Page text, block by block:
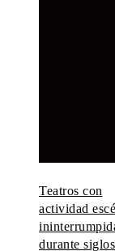
Teatros con
actividad
durante siglos